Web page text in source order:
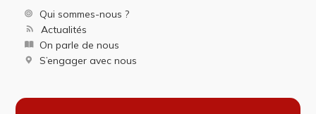
Qui sommes-nous ?
Actualités
On parle de nous
S’engager avec nous